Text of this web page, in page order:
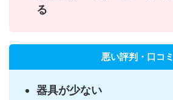
る
悪い評判・口コミ
器具が少ない